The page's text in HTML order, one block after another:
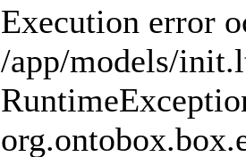
Execution error
/app/models/